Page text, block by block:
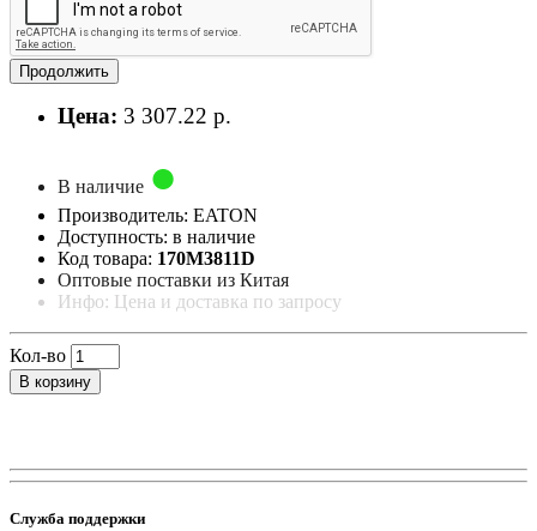
Продолжить
Цена: 3 307.22 р.
В наличие
Производитель: EATON
Доступность: в наличие
Код товара: 170M3811D
Оптовые поставки из Китая
Инфо: Цена и доставка по запросу
Кол-во
В корзину
Служба поддержки